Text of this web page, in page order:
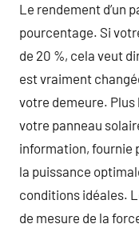
Le rendement d’un
pourcentage. Si
de 20 %, cela veut
est vraiment
votre demeure.
votre panneau
information, fournie
la puissance
conditions idéales.
de mesure de la